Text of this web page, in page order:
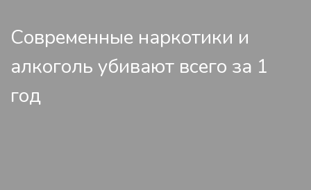
Современные наркотики и
алкоголь убивают всего за 1
год